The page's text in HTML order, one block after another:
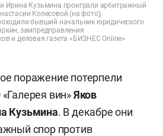
Ирина Кузьмина проиграли арбитражный
Колесовой (на фото),
бывший начальник юридического
зампредправления
и деловая газета «БИЗНЕС Online»
поражение потерпели
вин»Яков
Кузьмина. В декабре они
спор против